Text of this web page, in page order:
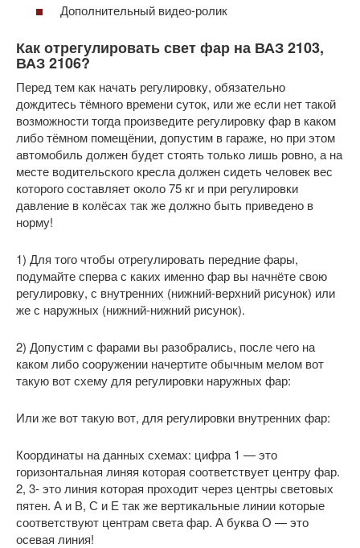
Дополнительный видео-ролик
Как отрегулировать свет фар на ВАЗ 2103,
ВАЗ 2106?
Перед тем как начать регулировку, обязательно
дождитесь тёмного времени суток, или же если нет такой
возможности тогда произведите регулировку фар в каком
либо тёмном помещёнии, допустим в гараже, но при этом
автомобиль должен будет стоять только лишь ровно, а на
месте водительского кресла должен сидеть человек вес
которого составляет около 75 кг и при регулировки
давление в колёсах так же должно быть приведено в
норму!
1) Для того чтобы отрегулировать передние фары,
подумайте сперва с каких именно фар вы начнёте свою
регулировку, с внутренних (нижний-верхний рисунок) или
же с наружных (нижний-нижний рисунок).
2) Допустим с фарами вы разобрались, после чего на
каком либо сооружении начертите обычным мелом вот
такую вот схему для регулировки наружных фар:
Или же вот такую вот, для регулировки внутренних фар:
Координаты на данных схемах: цифра 1 — это
горизонтальная линяя которая соответствует центру фар.
2, 3- это линия которая проходит через центры световых
пятен. А и В, С и Е так же вертикальные линии которые
соответствуют центрам света фар. А буква О — это
осевая линия!